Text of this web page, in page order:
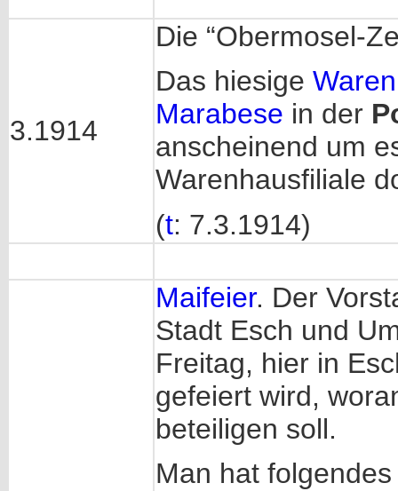
3.1914
Die “Obermosel-
Das hiesige
Marabese in der
anscheinend um
Warenhausfiliale
(t: 7.3.1914)
Maifeier. Der
Stadt Esch und
Freitag, hier in
gefeiert wird,
beteiligen soll.
Man hat